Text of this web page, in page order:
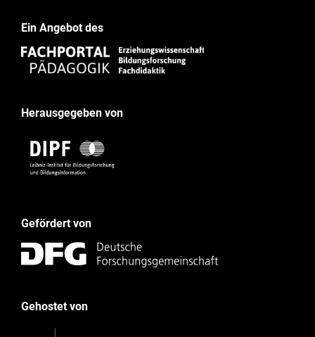
Ein Angebot des
Herausgegeben von
Gefördert von
Gehostet von